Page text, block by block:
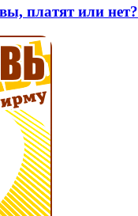
платят или нет?